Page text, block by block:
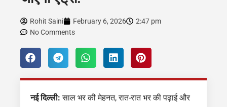
Rohit Saini February 6, 2026
2:47 pm
No Comments
नई दिल्ली: साल भर की मेहनत, रात-रात भर की पढ़ाई और